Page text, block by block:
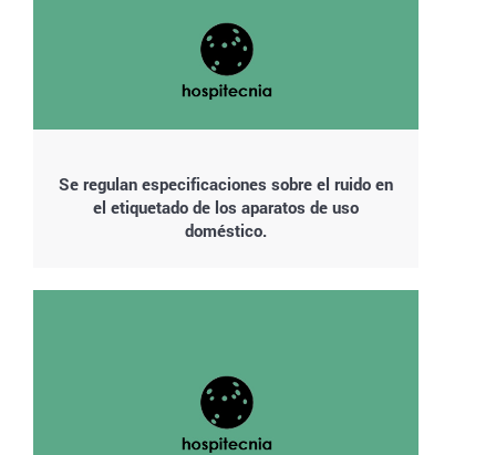
Se regulan especificaciones sobre el ruido en
el etiquetado de los aparatos de uso
doméstico.